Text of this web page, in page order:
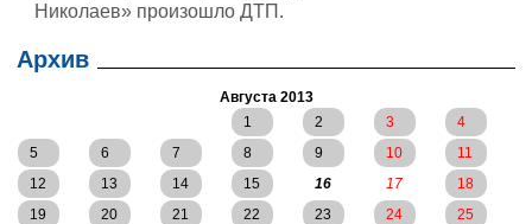
Николаев» произошло ДТП.
Архив
Августа 2013
1
2 3
4
5
6 7 8 9 10
11
12
13 14 15 16 17
18
19
20 21 22 23 24
25